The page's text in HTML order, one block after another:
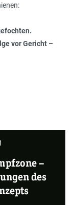
vor Gericht –
–
des